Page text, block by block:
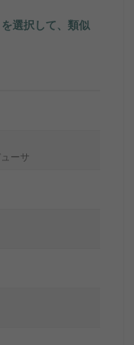
選択して、類似
ーサ